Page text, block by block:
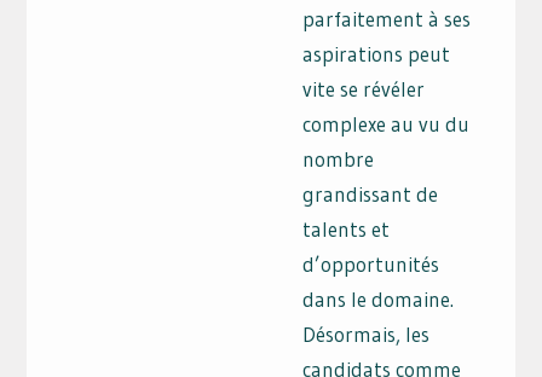
parfaitement à ses
aspirations peut
vite se révéler
complexe au vu du
nombre
grandissant de
talents et
d’opportunités
dans le domaine.
Désormais, les
candidats comme